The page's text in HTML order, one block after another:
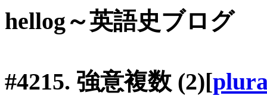
hellog～英語史ブログ
#4215. 強意複数 (2)[